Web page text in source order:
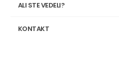
ALI STE VEDELI?
KONTAKT